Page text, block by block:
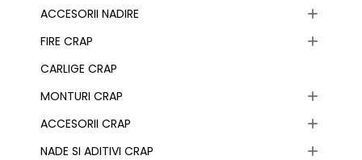
ACCESORII NADIRE

FIRE CRAP

CARLIGE CRAP
MONTURI CRAP

ACCESORII CRAP

NADE SI ADITIVI CRAP
